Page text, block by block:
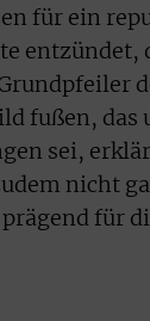
für ein
entzündet,
fußen, das
sei,
nicht
für